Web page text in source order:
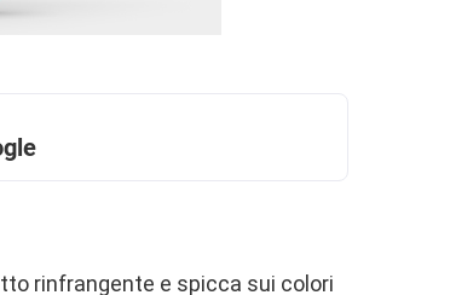
rinfrangente e spicca sui colori